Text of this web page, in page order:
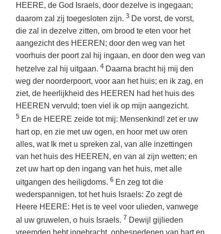
HEERE, de God Israels, door dezelve is ingegaan;
daarom zal zij toegesloten zijn. 3 De vorst, de vorst,
die zal in dezelve zitten, om brood te eten voor het
aangezicht des HEEREN; door den weg van het
voorhuis der poort zal hij ingaan, en door den weg van
hetzelve zal hij uitgaan. 4 Daarna bracht hij mij den
weg der noorderpoort, voor aan het huis; en ik zag, en
ziet, de heerlijkheid des HEEREN had het huis des
HEEREN vervuld; toen viel ik op mijn aangezicht.
5 En de HEERE zeide tot mij: Mensenkind! zet er uw
hart op, en zie met uw ogen, en hoor met uw oren
alles, wat Ik met u spreken zal, van alle inzettingen
van het huis des HEEREN, en van al zijn wetten; en
zet uw hart op den ingang van het huis, met alle
uitgangen des heiligdoms. 6 En zeg tot die
wederspannigen, tot het huis Israels: Zo zegt de
Heere HEERE: Het is te veel voor ulieden, vanwege
al uw gruwelen, o huis Israels. 7 Dewijl gijlieden